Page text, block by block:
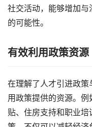
社交活动，能够增加
的可能性。
有效利用政策资源
在理解了人才引进政策
用政策提供的资源。
贴、住房支持和职业